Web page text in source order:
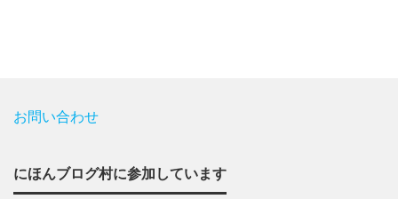
お問い合わせ
にほんブログ村に参加しています